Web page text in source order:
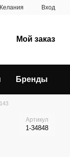
Вход
Мой заказ
Бренды
Артикул
1-34848